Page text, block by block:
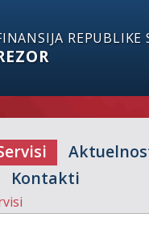
REPUBLIKE
Kontakti